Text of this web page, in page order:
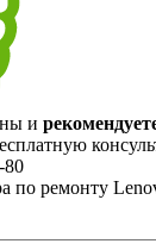
и
80
по ремонту